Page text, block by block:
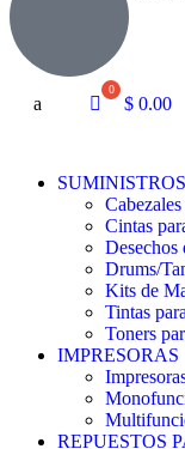
a $ 0.00
Cintas
Desechos
Drums/
Kits de
Tintas
Toners
IMPRESORAS
REPUESTOS